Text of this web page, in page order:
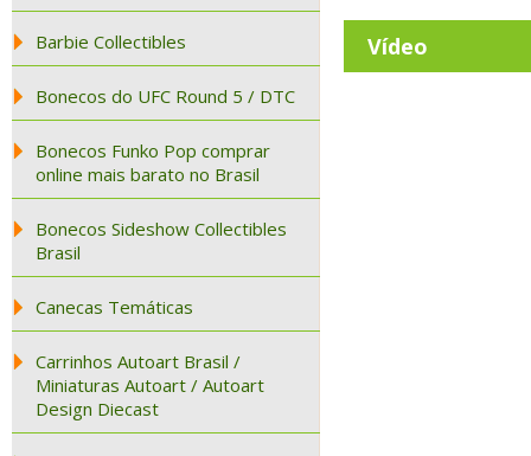
Barbie Collectibles
Bonecos do UFC Round 5 / DTC
Bonecos Funko Pop comprar
online mais barato no Brasil
Bonecos Sideshow Collectibles
Brasil
Canecas Temáticas
Carrinhos Autoart Brasil /
Miniaturas Autoart / Autoart
Design Diecast
Vídeo